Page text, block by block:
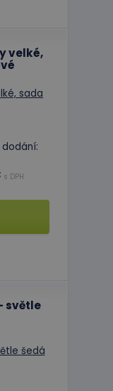
velké,
s DPH
světle